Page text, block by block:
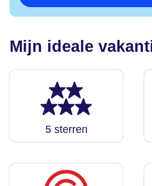
Mijn ideale
5 sterren